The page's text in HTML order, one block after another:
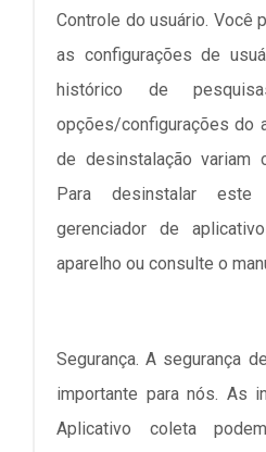
Controle do usuário. Você
as configurações de
histórico de
opções/configurações do
de desinstalação variam
Para desinstalar
gerenciador de
aparelho ou consulte o
Segurança. A segurança
importante para nós. As
Aplicativo coleta